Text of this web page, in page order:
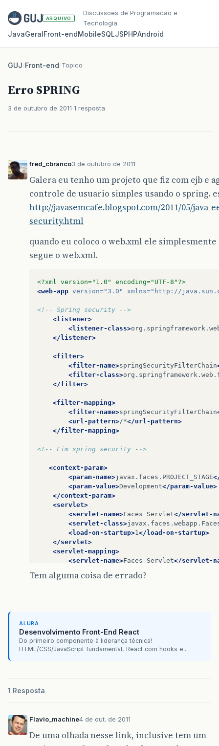
ARQUIVO
Discussoes de Programacao e
Tecnologia
JavaGeralFront‑endMobileSQLJSPHPAndroid
GUJ/Front-end/Topico
Erro SPRING
3 de outubro de 2011 1 resposta
fred_cbranco3 de outubro de 2011
Galera eu tenho um projeto que fiz com ejb e
controle de usuario simples usando o spring.
http://javasemcafe.blogspot.com/2011/05/java-
security.html
quando eu coloco o web.xml ele
segue o web.xml.
<?xml version="1.0" encoding="UTF-8"?>
<web-app version="3.0" xmlns="http://
<!-- Spring security -->
<listener>
<listener-class>
</listener>
<filter>
<filter-name>springSecurityFilterChain
<filter-class>
</filter>
<filter-mapping>
<filter-name>springSecurityFilterChain
<url-pattern>/*</url-pattern>
</filter-mapping>
<!-- Fim spring security -->
<context-param>
<param-name>javax.faces.PROJECT_STAGE
<param-value>Development</param-value>
</context-param>
<servlet>
<servlet-name>Faces Servlet</servlet-
<servlet-class>
<load-on-startup>1 </load-on-startup>
</servlet>
<servlet-mapping>
<servlet-name>Faces Servlet</servlet-
</servlet-mapping>
<welcome-file-list>
<welcome-file>faces/index.xhtml
</welcome-file-list>
Tem alguma coisa de errado?
ALURA
Desenvolvimento Front-End React
Do primeiro componente à liderança técnica!
HTML/CSS/JavaScript fundamental, React com hooks e...
1 Resposta
Flavio_machine4 de out. de 2011
De uma olhada nesse link, inclusive tem um